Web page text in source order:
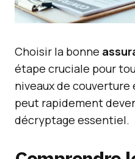
Choisir la bonne
étape cruciale pour
niveaux de
peut rapidement
décryptage essentiel.